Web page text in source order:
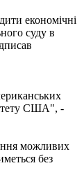
економічні
суду в
США", -
можливих
без